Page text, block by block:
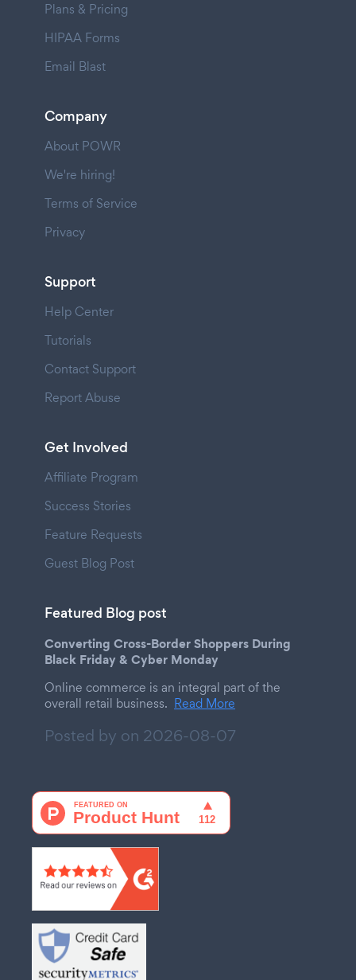
Plans & Pricing
HIPAA Forms
Email Blast
Company
About POWR
We're hiring!
Terms of Service
Privacy
Support
Help Center
Tutorials
Contact Support
Report Abuse
Get Involved
Affiliate Program
Success Stories
Feature Requests
Guest Blog Post
Featured Blog post
Converting Cross-Border Shoppers During
Black Friday & Cyber Monday
Online commerce is an integral part of the
overall retail business. Read More
Posted by on 2026-08-07